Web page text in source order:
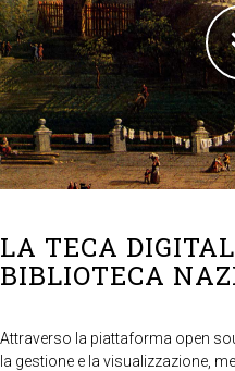
LA TECA
BIBLIOTECA
Attraverso la piattaforma open
la gestione e la visualizzazione,